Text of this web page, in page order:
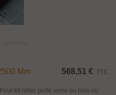
Mm 568,51 € TTC
kit roller porte verre ou bois ou